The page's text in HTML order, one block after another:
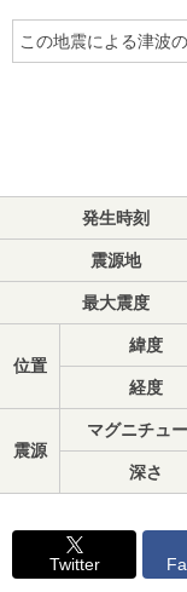
この地震による津波
発生時刻
震源地
最大震度
位置
緯度
経度
震源
マグニチュ
深さ
Twitter